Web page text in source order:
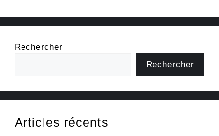
Rechercher
Rechercher
Articles récents